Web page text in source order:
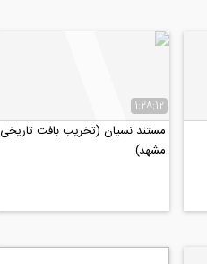
1:28:12
مستند نسیان (تخریب بافت تاریخی
مشهد)